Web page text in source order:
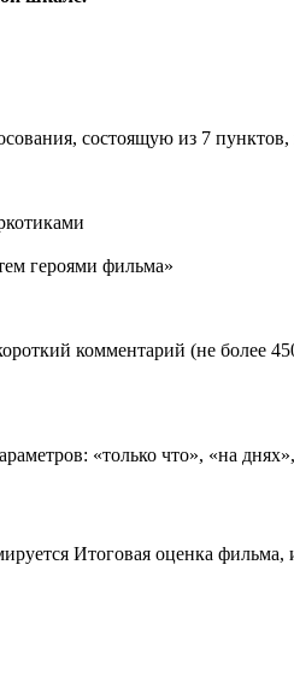
состоящую из 7
героями фильма»
комментарий (не более
«только что», «на
Итоговая оценка